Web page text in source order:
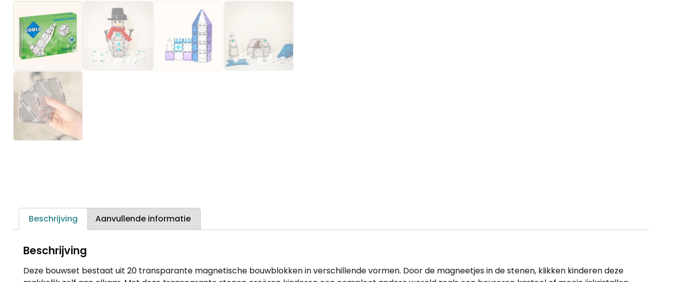
Beschrijving Aanvullende informatie
Beschrijving
Deze bouwset bestaat uit 20 transparante magnetische bouwblokken in verschillende vormen. Door de magneetjes in de stenen, klikken kinderen deze